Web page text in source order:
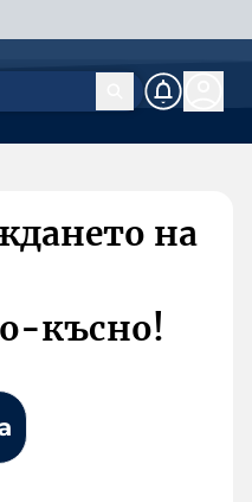
на
късно!